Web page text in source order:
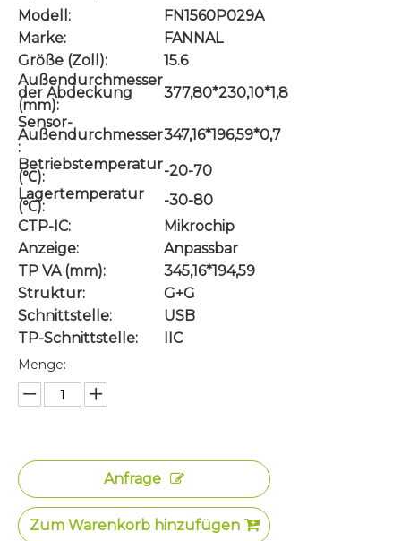
Modell:
FN1560P029A
Marke:
FANNAL
Größe (Zoll):
15.6
Außendurchmesser
der Abdeckung
(mm):
377,80*230,10*1,8
Sensor-
Außendurchmesser
:
347,16*196,59*0,7
Betriebstemperatur
(℃):
-20-70
Lagertemperatur
(℃):
-30-80
CTP-IC:
Mikrochip
Anzeige:
Anpassbar
TP VA (mm):
345,16*194,59
Struktur:
G+G
Schnittstelle:
USB
TP-Schnittstelle:
IIC
Menge:
Anfrage
Zum Warenkorb hinzufügen